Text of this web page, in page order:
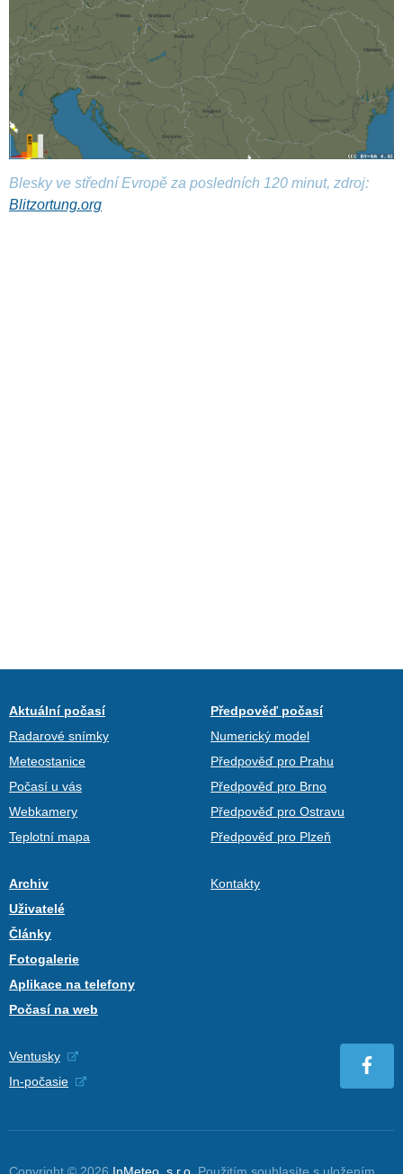
Blesky ve střední Evropě za posledních 120 minut, zdroj:
Blitzortung.org
Aktuální počasí
Radarové snímky
Meteostanice
Počasí u vás
Webkamery
Teplotní mapa
Předpověď počasí
Numerický model
Předpověď pro Prahu
Předpověď pro Brno
Předpověď pro Ostravu
Předpověď pro Plzeň
Archiv
Uživatelé
Články
Fotogalerie
Aplikace na telefony
Počasí na web
Kontakty
Ventusky
In-počasie
Copyright © 2026 InMeteo, s.r.o. Použitím souhlasíte s uložením